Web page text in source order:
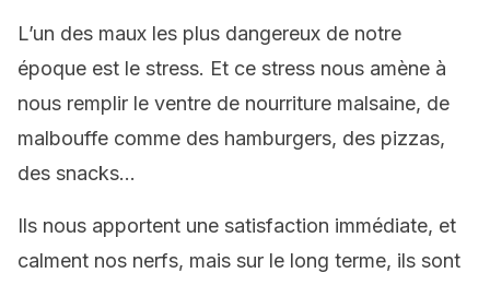
L’un des maux les plus dangereux de notre
époque est le stress. Et ce stress nous amène à
nous remplir le ventre de nourriture malsaine, de
malbouffe comme des hamburgers, des pizzas,
des snacks…
Ils nous apportent une satisfaction immédiate, et
calment nos nerfs, mais sur le long terme, ils sont